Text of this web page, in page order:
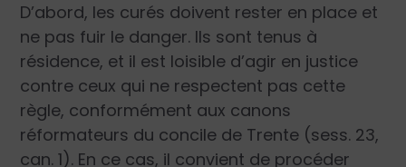
D’abord, les curés doivent rester en place et
ne pas fuir le danger. Ils sont tenus à
résidence, et il est loisible d’agir en justice
contre ceux qui ne respectent pas cette
règle, conformément aux canons
réformateurs du concile de Trente (sess. 23,
can. 1). En ce cas, il convient de procéder